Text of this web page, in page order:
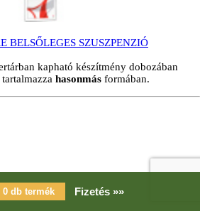
Fizetés »»
BELSŐLEGES SZUSZPENZIÓ
kapható készítmény dobozában
hasonmás formában.